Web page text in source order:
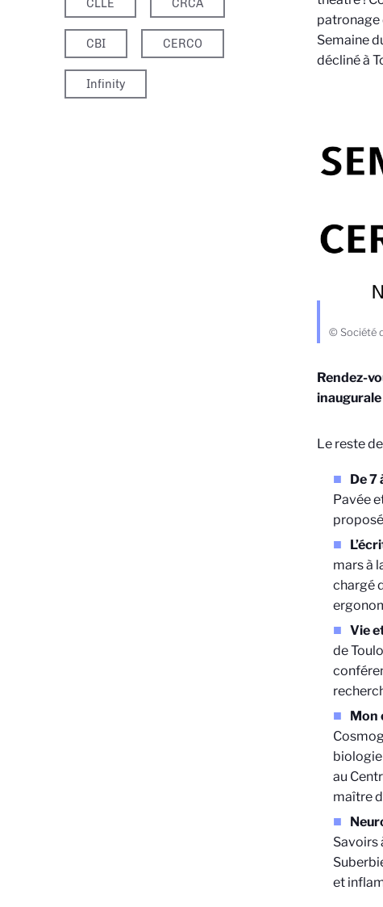
CLLE CRCA
CBI CERCO
Infinity
patronage
Semaine
décliné à
© Société
Rendez-
Le reste
De 7
Pavée
mars à
chargé
Vie
de
Mon
biologie
au
maître
Savoirs
et